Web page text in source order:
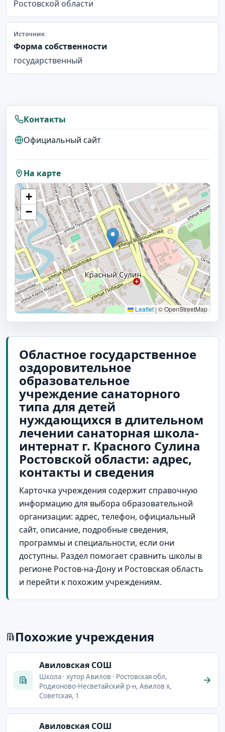
Ростовской области
Источник
Форма собственности
государственный
Контакты
Официальный сайт
На карте
+
−
Leaflet | © OpenStreetMap
Областное государственное
оздоровительное
образовательное
учреждение санаторного
типа для детей
нуждающихся в длительном
лечении санаторная школа-
интернат г. Красного Сулина
Ростовской области: адрес,
контакты и сведения
Карточка учреждения содержит справочную
информацию для выбора образовательной
организации: адрес, телефон, официальный
сайт, описание, подробные сведения,
программы и специальности, если они
доступны. Раздел помогает сравнить школы в
регионе Ростов-на-Дону и Ростовская область
и перейти к похожим учреждениям.
Похожие учреждения
Авиловская СОШ
Школа · хутор Авилов · Ростовская обл,
Родионово-Несветайский р-н, Авилов х,
Советская, 1
Авиловская СОШ